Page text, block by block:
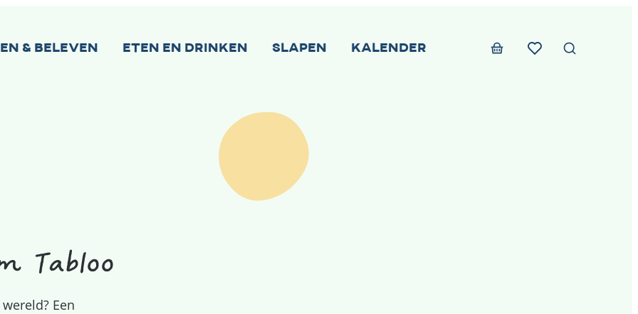
FavorietenZoek tonen
Webshop
& beleven Eten en drinken Slapen Kalender
Tabloo
Een